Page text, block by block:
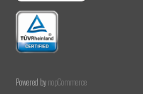
Powered bynopCommerce